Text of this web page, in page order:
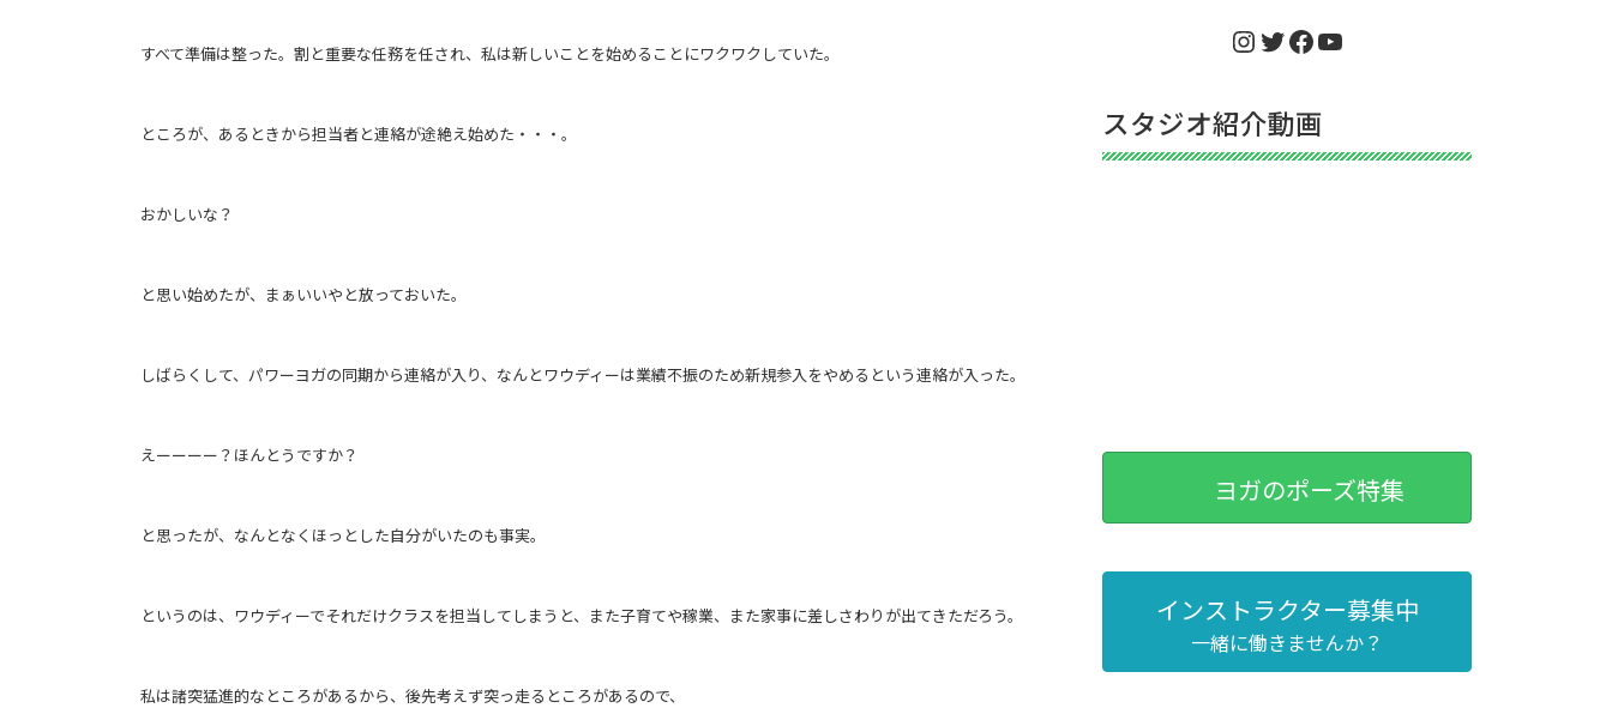
すべて準備は整った。割と重要な任務を任され、私は新しいことを始めることにワクワクしていた。
ところが、あるときから担当者と連絡が途絶え始めた・・・。
おかしいな？
と思い始めたが、まぁいいやと放っておいた。
しばらくして、パワーヨガの同期から連絡が入り、なんとワウディーは業績不振のため新規参入をやめるという連絡が入った。
えーーーー？ほんとうですか？
と思ったが、なんとなくほっとした自分がいたのも事実。
というのは、ワウディーでそれだけクラスを担当してしまうと、また子育てや稼業、また家事に差しさわりが出てきただろう。
私は諸突猛進的なところがあるから、後先考えず突っ走るところがあるので、
Instagram
Twitter
Facebook
YouTube
スタジオ紹介動画
ヨガのポーズ特集
インストラクター募集中
一緒に働きませんか？